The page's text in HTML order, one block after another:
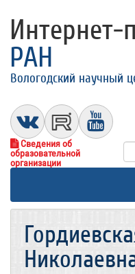
Интернет-
РАН
Вологодский научный
Сведения об
образовательной
организации